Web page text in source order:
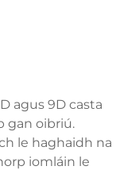
agus 9D casta
gan oibriú.
le haghaidh na
iomláin le